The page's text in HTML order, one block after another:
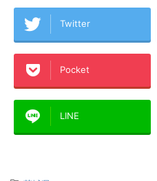
Twitter
Pocket
LINE